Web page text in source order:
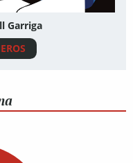
Garriga